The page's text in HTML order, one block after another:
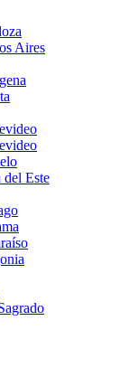
Aires
del Este